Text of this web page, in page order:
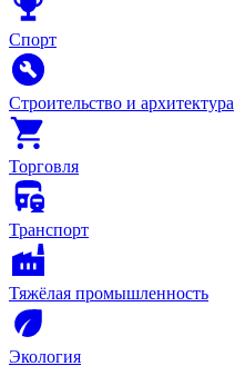
Спорт
Строительство и архитектура
Торговля
Транспорт
Тяжёлая промышленность
Экология